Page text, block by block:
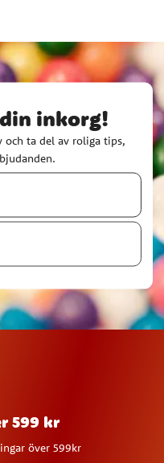
inkorg!
och ta del av roliga tips,
599 kr
över 599kr